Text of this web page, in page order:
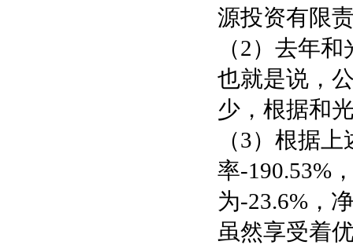
源投资有限
（2）去年
也就是说，
少，根据和
（3）根据
率-190.53%
为-23.6%，
虽然享受着